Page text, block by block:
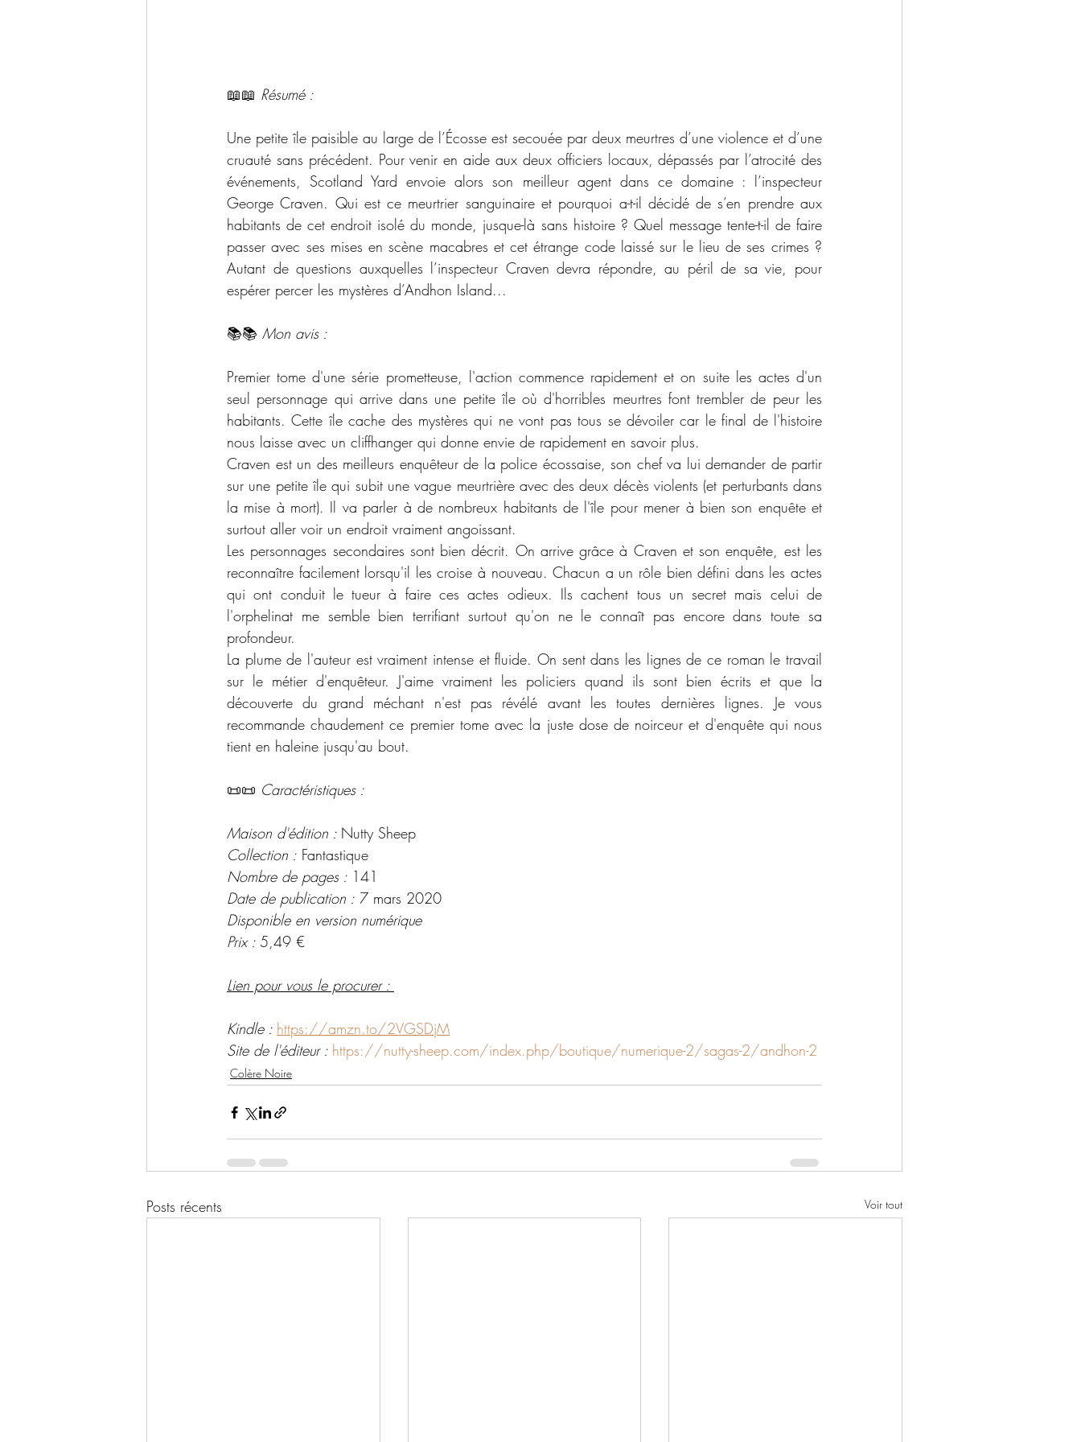
📖📖 Résumé :
Une petite île paisible au large de l’Écosse est secouée par deux meurtres d’une violence et d’une
cruauté sans précédent. Pour venir en aide aux deux officiers locaux, dépassés par l’atrocité des
événements, Scotland Yard envoie alors son meilleur agent dans ce domaine : l’inspecteur
George Craven. Qui est ce meurtrier sanguinaire et pourquoi a-t-il décidé de s’en prendre aux
habitants de cet endroit isolé du monde, jusque-là sans histoire ? Quel message tente-t-il de faire
passer avec ses mises en scène macabres et cet étrange code laissé sur le lieu de ses crimes ?
Autant de questions auxquelles l’inspecteur Craven devra répondre, au péril de sa vie, pour
espérer percer les mystères d’Andhon Island...
📚📚 Mon avis :
Premier tome d'une série prometteuse, l'action commence rapidement et on suite les actes d'un
seul personnage qui arrive dans une petite île où d'horribles meurtres font trembler de peur les
habitants. Cette île cache des mystères qui ne vont pas tous se dévoiler car le final de l'histoire
nous laisse avec un cliffhanger qui donne envie de rapidement en savoir plus.
Craven est un des meilleurs enquêteur de la police écossaise, son chef va lui demander de partir
sur une petite île qui subit une vague meurtrière avec des deux décès violents (et perturbants dans
la mise à mort). Il va parler à de nombreux habitants de l'île pour mener à bien son enquête et
surtout aller voir un endroit vraiment angoissant.
Les personnages secondaires sont bien décrit. On arrive grâce à Craven et son enquête, est les
reconnaître facilement lorsqu'il les croise à nouveau. Chacun a un rôle bien défini dans les actes
qui ont conduit le tueur à faire ces actes odieux. Ils cachent tous un secret mais celui de
l'orphelinat me semble bien terrifiant surtout qu'on ne le connaît pas encore dans toute sa
profondeur.
La plume de l'auteur est vraiment intense et fluide. On sent dans les lignes de ce roman le travail
sur le métier d'enquêteur. J'aime vraiment les policiers quand ils sont bien écrits et que la
découverte du grand méchant n'est pas révélé avant les toutes dernières lignes. Je vous
recommande chaudement ce premier tome avec la juste dose de noirceur et d'enquête qui nous
tient en haleine jusqu'au bout.
📜📜 Caractéristiques :
Maison d'édition : Nutty Sheep
Collection : Fantastique
Nombre de pages : 141
Date de publication : 7 mars 2020
Disponible en version numérique
Prix : 5,49 €
Lien pour vous le procurer :
Kindle : https://amzn.to/2VGSDjM
Site de l'éditeur : https://nutty-sheep.com/index.php/boutique/numerique-2/sagas-2/andhon-2
Colère Noire
Posts récents Voir tout